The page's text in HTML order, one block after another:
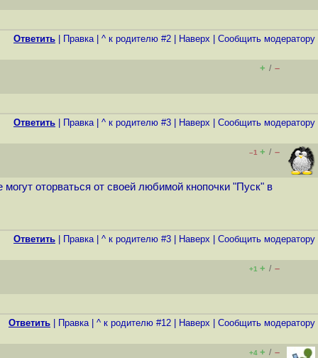
Ответить Правка| ^ к родителю #2 Наверх Cообщить модератору
+ / –
Ответить Правка| ^ к родителю #3 Наверх Cообщить модератору
–1 + / –
оторваться от своей любимой кнопочки "Пуск" в
Ответить Правка| ^ к родителю #3 Наверх Cообщить модератору
+1 + / –
Ответить Правка| ^ к родителю #12 Наверх Cообщить модератору
+4 + / –